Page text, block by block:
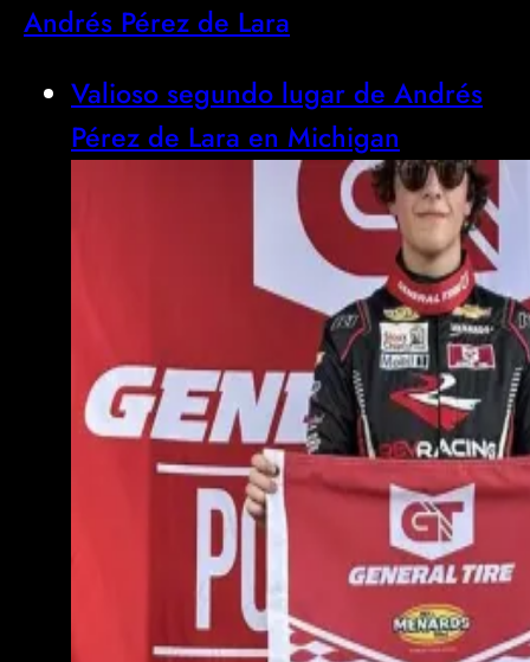
Andrés Pérez de Lara
Valioso segundo lugar de Andrés
Pérez de Lara en Michigan